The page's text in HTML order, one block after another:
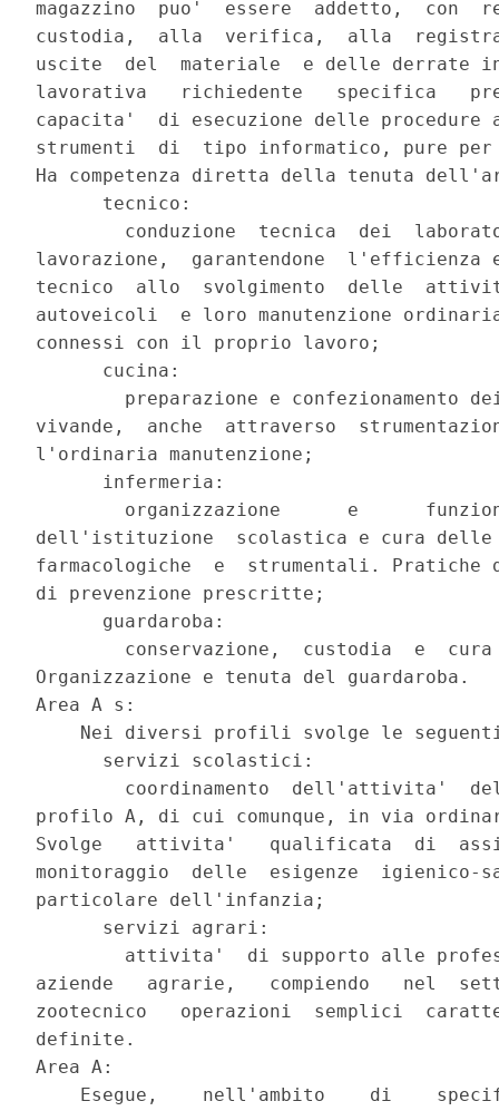
magazzino  puo'  essere  addetto,  con
custodia,  alla  verifica,  alla
uscite  del  materiale  e delle derrate
lavorativa   richiedente   specifica
capacita'  di esecuzione delle
strumenti  di  tipo informatico, pure
Ha competenza diretta della tenuta
      tecnico:
conduzione  tecnica  dei
lavorazione,  garantendone
tecnico  allo  svolgimento  delle
autoveicoli  e loro manutenzione
connessi con il proprio lavoro;
      cucina:
preparazione e confezionamento
vivande,  anche  attraverso
l'ordinaria manutenzione;
      infermeria:
organizzazione      e
dell'istituzione  scolastica e cura delle
farmacologiche  e  strumentali.
di prevenzione prescritte;
      guardaroba:
conservazione,  custodia  e
Organizzazione e tenuta del guardaroba.
Area A s:
Nei diversi profili svolge le
      servizi scolastici:
coordinamento  dell'attivita'
profilo A, di cui comunque, in via
Svolge   attivita'   qualificata  di
monitoraggio  delle  esigenze
particolare dell'infanzia;
      servizi agrari:
attivita'  di supporto alle
aziende   agrarie,   compiendo   nel
zootecnico   operazioni  semplici
definite.
Area A:
Esegue,    nell'ambito    di